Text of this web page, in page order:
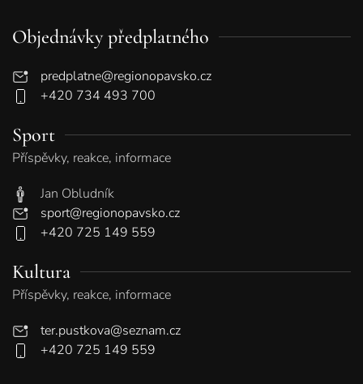
Objednávky předplatného
predplatne@regionopavsko.cz
+420 734 493 700
Sport
Příspěvky, reakce, informace
Jan Obludník
sport@regionopavsko.cz
+420 725 149 559
Kultura
Příspěvky, reakce, informace
ter.pustkova@seznam.cz
+420 725 149 559